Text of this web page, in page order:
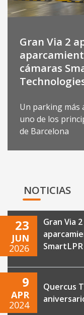
cámaras
Un parking más
uno de los
de Barcelona
23
JUN
2026
9
APR
2024
Quercus
aniversario